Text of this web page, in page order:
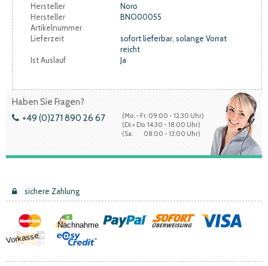
Hersteller
Noro
Hersteller
Artikelnummer
BNO00055
Lieferzeit
sofort lieferbar, solange Vorrat
reicht
Ist Auslauf
Ja
Haben Sie Fragen?
+49 (0)271 890 26 67
(Mo. - Fr. 09:00 - 12:30 Uhr)
(Di.+ Do. 14:30 - 18:00 Uhr)
(Sa. 08:00 - 13:00 Uhr)
sichere Zahlung
Nachnahme
Vorkasse